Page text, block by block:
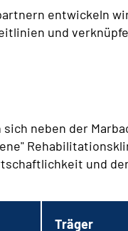
entwickeln
und
neben der
und
Träger